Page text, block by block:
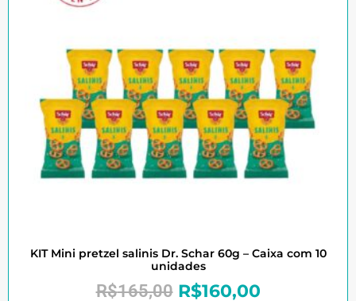
KIT Mini pretzel salinis Dr. Schar 60g – Caixa com 10
unidades
R$165,00 R$160,00